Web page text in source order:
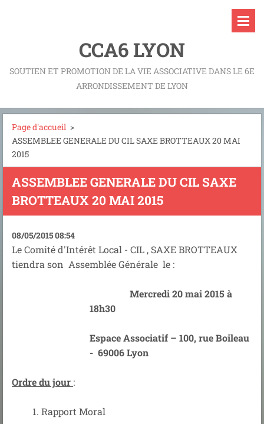
CCA6 LYON
SOUTIEN ET PROMOTION DE LA VIE ASSOCIATIVE DANS LE 6E
ARRONDISSEMENT DE LYON
Page d'accueil >
ASSEMBLEE GENERALE DU CIL SAXE BROTTEAUX 20 MAI
2015
ASSEMBLEE GENERALE DU CIL SAXE
BROTTEAUX 20 MAI 2015
08/05/2015 08:54
Le Comité d'Intérêt Local - CIL , SAXE BROTTEAUX
tiendra son Assemblée Générale le :
Mercredi 20 mai 2015 à
18h30
Espace Associatif – 100, rue Boileau
- 69006 Lyon
Ordre du jour :
Rapport Moral